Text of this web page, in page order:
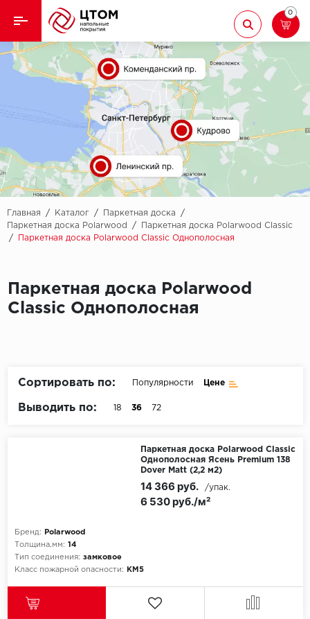
Назад
Кварцвиниловая плитка
Назад
Aberhof
Adelar
Alfa
AllureFloor
Aquamax
CronaFloor
Damy Floor
ECO Parquet
Ламинат
Ковролин
Линолеум
Паркет
Паркетная доска
Подложка
0
Главная / Каталог / Паркетная доска
/
Паркетная доска Polarwood
/
Паркетная доска Polarwood Classic
/
Паркетная доска Polarwood Classic Однополосная
Паркетная доска Polarwood
Classic Однополосная
Сортировать по: Популярности Цене
Выводить по: 18 36 72
Паркетная доска Polarwood Classic
Однополосная Ясень Premium 138
Dover Matt (2,2 м2)
Бренд:
Polarwood
Толщина,мм: 14
Тип соединения: замковое
Класс пожарной опасности:
КМ5
6 530 руб./м²
14 366 руб. /упак.